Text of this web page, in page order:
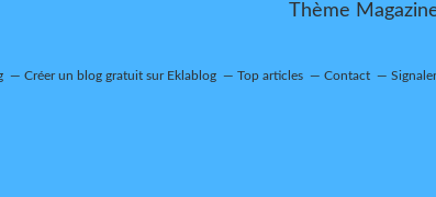
Thème
Créer un blog gratuit sur Eklablog Top articles Contact